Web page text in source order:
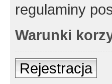
regulaminy
Warunki
Rejestracja